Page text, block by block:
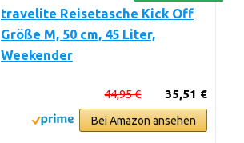
travelite Reisetasche Kick Off
Größe M, 50 cm, 45 Liter,
Weekender
35,51 €
44,95 €
Bei Amazon ansehen